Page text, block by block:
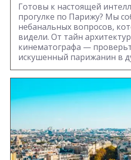
Готовы к настоящей
прогулке по Парижу? Мы
небанальных вопросов,
видели. От тайн
кинематографа —
искушенный парижанин в